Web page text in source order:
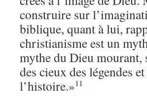
construire sur
biblique, quant à lui,
christianisme est un
mythe du Dieu mourant,
des cieux des légendes
l’histoire.»11